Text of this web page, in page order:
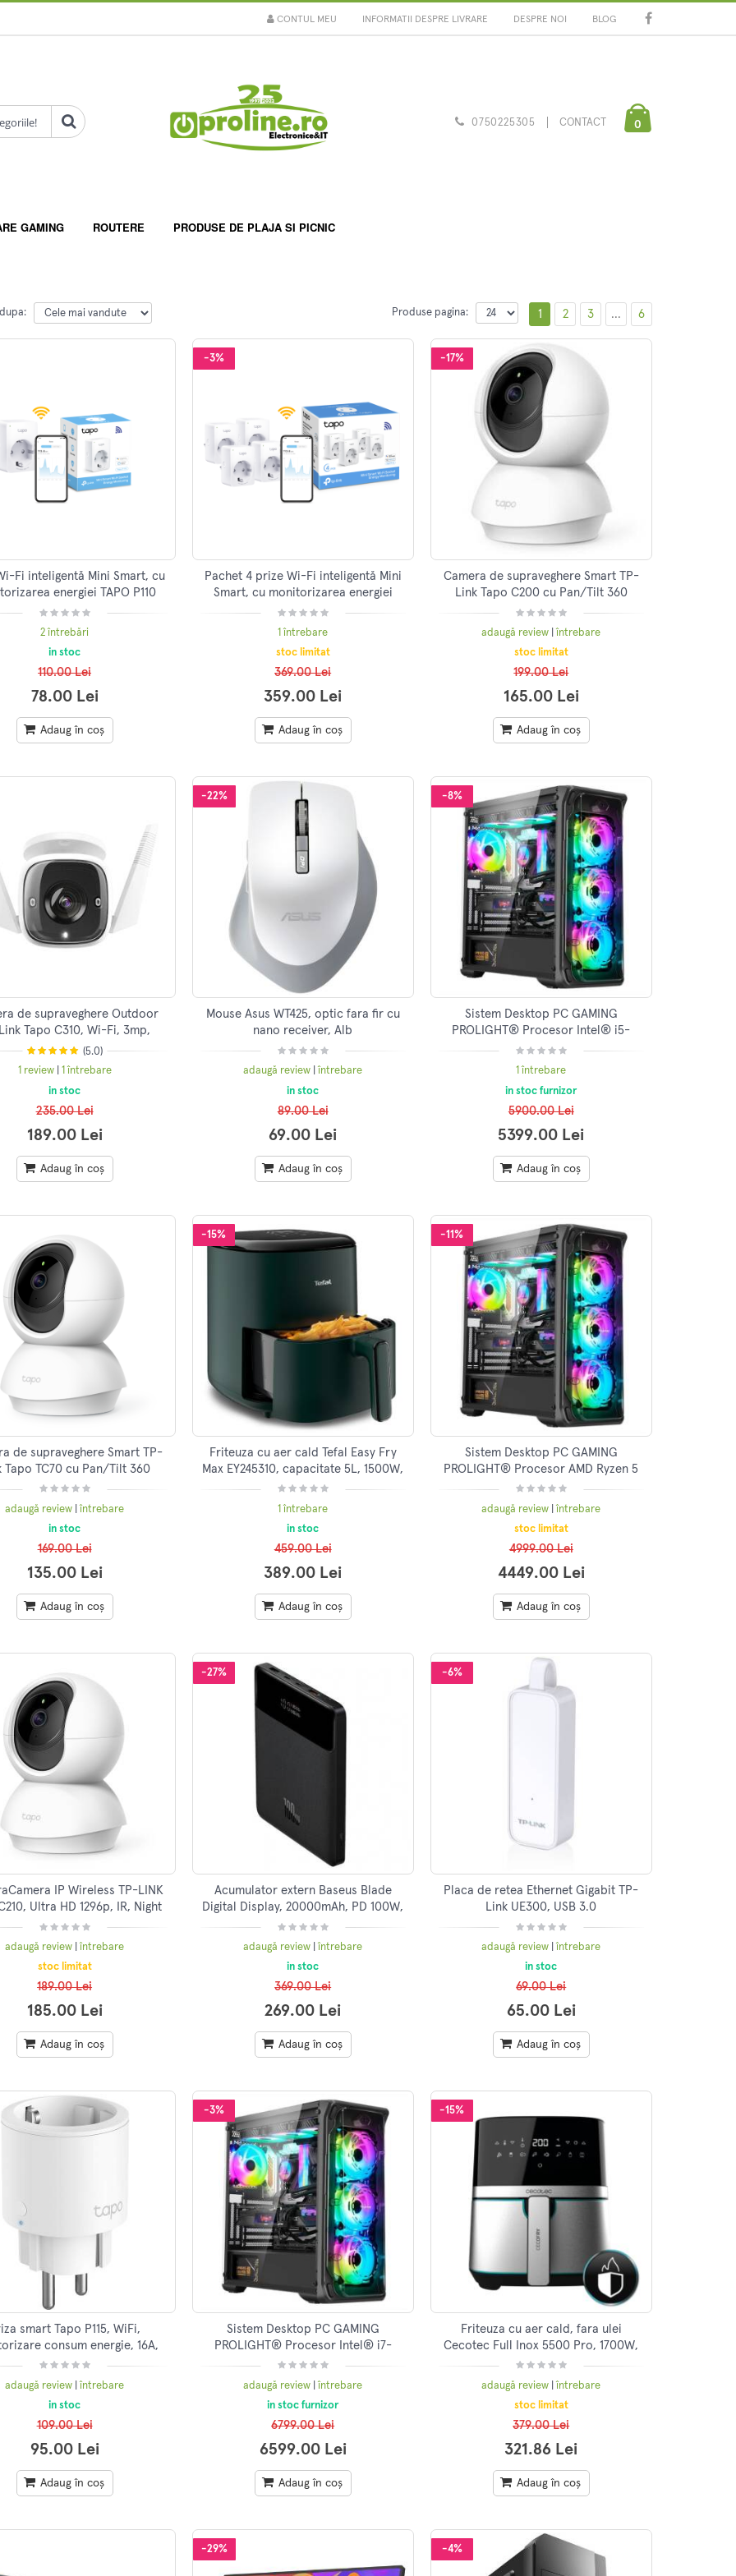
INFORMATII DESPRE LIVRARE DESPRE NOI BLOG
CONTUL MEU
0750225305 CONTACT 0
GAMING ROUTERE PRODUSE DE PLAJA SI PICNIC
1 2 3 ... 6
Produse pagina:
Fi inteligentă Mini Smart, cu
energiei TAPO P110
2 întrebări
in stoc
110.00 Lei
78.00 Lei
Adaug în coș
-3%
Pachet 4 prize Wi-Fi inteligentă Mini
Smart, cu monitorizarea energiei
TAPO P110
1 întrebare
stoc limitat
369.00 Lei
359.00 Lei
Adaug în coș
-17%
Camera de supraveghere Smart TP-
Link Tapo C200 cu Pan/Tilt 360
grade, Full HD 1080P, Night Vision
adaugă review
întrebare
stoc limitat
199.00 Lei
165.00 Lei
Adaug în coș
de supraveghere Outdoor
Tapo C310, Wi-Fi, 3mp,
de miscare, night vision 30m,
IP66
(5.0)
1 review| 1 întrebare
in stoc
235.00 Lei
189.00 Lei
Adaug în coș
-22%
Mouse Asus WT425, optic fara fir cu
nano receiver, Alb
adaugă review
întrebare
in stoc
89.00 Lei
69.00 Lei
Adaug în coș
-8%
Sistem Desktop PC GAMING
PROLIGHT® Procesor Intel® i5-
12400F 4.4GHz, 32GB RAM DDR4, 1TB
SSD, VIDEO Nvidia RTX 5060 8GB,
1 întrebare
in stoc furnizor
5900.00 Lei
5399.00 Lei
Adaug în coș
de supraveghere Smart TP-
Tapo TC70 cu Pan/Tilt 360
Full HD 1080P, Night Vision
adaugă review |întrebare
in stoc
169.00 Lei
135.00 Lei
Adaug în coș
-15%
Friteuza cu aer cald Tefal Easy Fry
Max EY245310, capacitate 5L, 1500W,
10 prg, touch, Verde
1 întrebare
in stoc
459.00 Lei
389.00 Lei
Adaug în coș
-11%
Sistem Desktop PC GAMING
PROLIGHT® Procesor AMD Ryzen 5
5500 4.2GHz, 16GB RAM DDR4, 1TB
SSD, VIDEO Nvidia GEFORCE RTX
4060, 8GB, Windows 11 PRO
adaugă review |întrebare
stoc limitat
4999.00 Lei
4449.00 Lei
Adaug în coș
IP Wireless TP-LINK
Ultra HD 1296p, IR, Night
Vision, alb
adaugă review
întrebare
stoc limitat
189.00 Lei
185.00 Lei
Adaug în coș
-27%
Acumulator extern Baseus Blade
Digital Display, 20000mAh, PD 100W,
5A, ultra thin, 2xUSB, 2x SB Type-C,
Negru
adaugă review
întrebare
in stoc
369.00 Lei
269.00 Lei
Adaug în coș
-6%
Placa de retea Ethernet Gigabit TP-
Link UE300, USB 3.0
adaugă review
întrebare
in stoc
69.00 Lei
65.00 Lei
Adaug în coș
smart Tapo P115, WiFi,
consum energie, 16A,
220-240V, Alb
adaugă review |întrebare
in stoc
109.00 Lei
95.00 Lei
Adaug în coș
-3%
Sistem Desktop PC GAMING
PROLIGHT® Procesor Intel® i7-
12700F 4.4GHz, 32GB RAM DDR4, 1TB
SSD, VIDEO Nvidia RTX 5060 8GB,
preinstalare Win 11 Pro, WiFi, Racire
Lichid
adaugă review |întrebare
in stoc furnizor
6799.00 Lei
6599.00 Lei
Adaug în coș
-15%
Friteuza cu aer cald, fara ulei
Cecotec Full Inox 5500 Pro, 1700W,
5.5L, Control tactil, 8 programe
presetate,
adaugă review |întrebare
stoc limitat
379.00 Lei
321.86 Lei
Adaug în coș
-29% -4%